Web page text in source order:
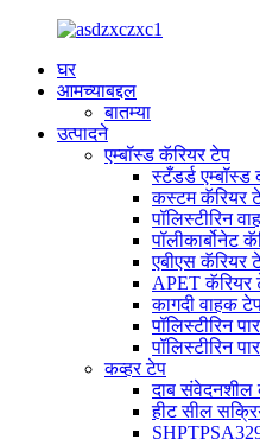
घर
आमच्याबद्दल
बातम्या
उत्पादने
एम्बॉस्ड कॅरियर टेप
स्टँडर्ड एम्बॉस्ड
कस्टम कॅरियर
पॉलिस्टीरिन
पॉलीकार्बोनेट
एबीएस कॅरियर
APET कॅरियर
कागदी वाहक
पॉलिस्टीरिन
पॉलिस्टीरिन
कव्हर टेप
दाब संवेदनशील
हीट सील